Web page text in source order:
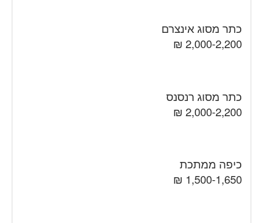
כתר מסוג אינצרם
2,000-2,200 ₪
כתר מסוג רנסנס
2,000-2,200 ₪
כיפה ממתכת
1,500-1,650 ₪